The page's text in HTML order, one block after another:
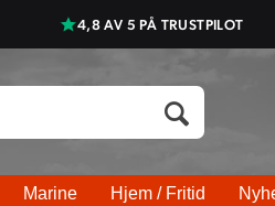
4,8 AV 5 PÅ TRUSTPILOT
Marine Hjem / Fritid